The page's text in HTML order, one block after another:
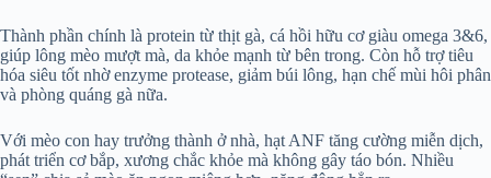
Thành phần chính là protein từ thịt gà, cá hồi hữu cơ giàu omega 3&6,
giúp lông mèo mượt mà, da khỏe mạnh từ bên trong. Còn hỗ trợ tiêu
hóa siêu tốt nhờ enzyme protease, giảm búi lông, hạn chế mùi hôi phân
và phòng quáng gà nữa.
Với mèo con hay trưởng thành ở nhà, hạt ANF tăng cường miễn dịch,
phát triển cơ bắp, xương chắc khỏe mà không gây táo bón. Nhiều